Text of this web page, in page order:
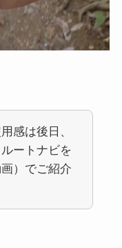
感は後日、
ートナビを
）でご紹介